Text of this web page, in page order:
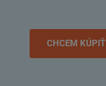
CHCEM